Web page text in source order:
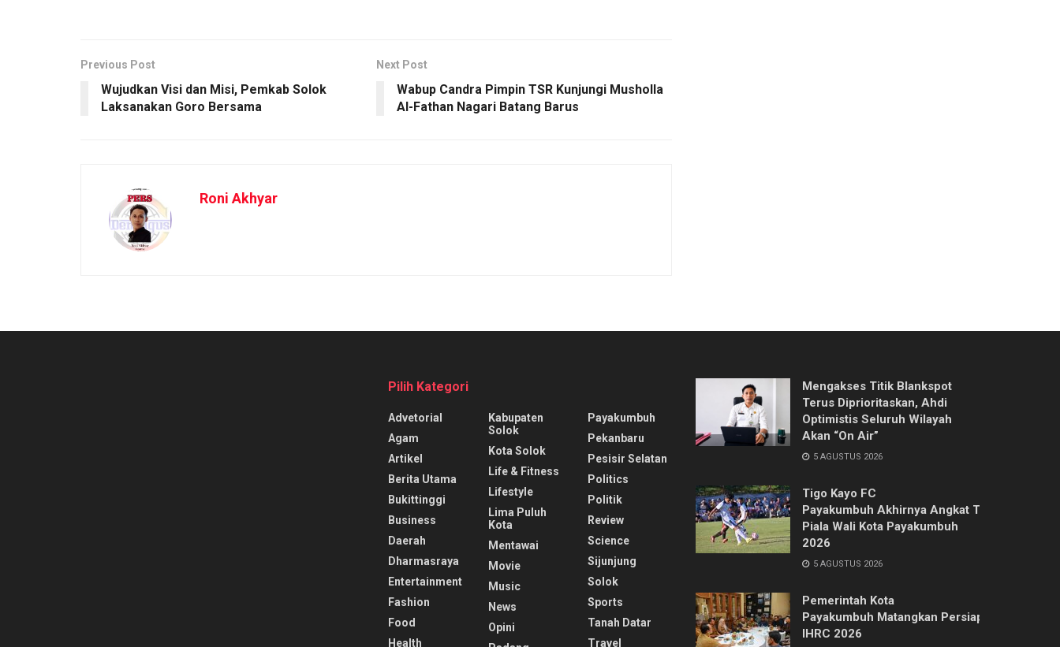
Previous Post
Wujudkan Visi dan Misi, Pemkab Solok
Laksanakan Goro Bersama
Next Post
Wabup Candra Pimpin TSR Kunjungi Musholla
Al-Fathan Nagari Batang Barus
Roni Akhyar
Pilih Kategori
Advetorial
Agam
Artikel
Berita Utama
Bukittinggi
Business
Daerah
Dharmasraya
Entertainment
Fashion
Food
Health
Kabupaten
Solok
Kota Solok
Life & Fitness
Lifestyle
Lima Puluh
Kota
Mentawai
Movie
Music
News
Opini
Payakumbuh
Pekanbaru
Pesisir Selatan
Politics
Politik
Review
Science
Sijunjung
Solok
Sports
Tanah Datar
Travel
Mengakses Titik Blankspot
Terus Diprioritaskan, Ahdi
Optimistis Seluruh Wilayah
Akan “On Air”
5 AGUSTUS 2026
Tigo Kayo FC
Payakumbuh Akhirnya Angkat Trofi
Piala Wali Kota Payakumbuh
2026
5 AGUSTUS 2026
Pemerintah Kota
Payakumbuh Matangkan Persiapan
IHRC 2026